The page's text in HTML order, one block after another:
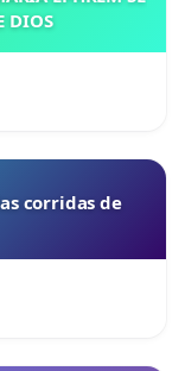
DIOS
corridas de